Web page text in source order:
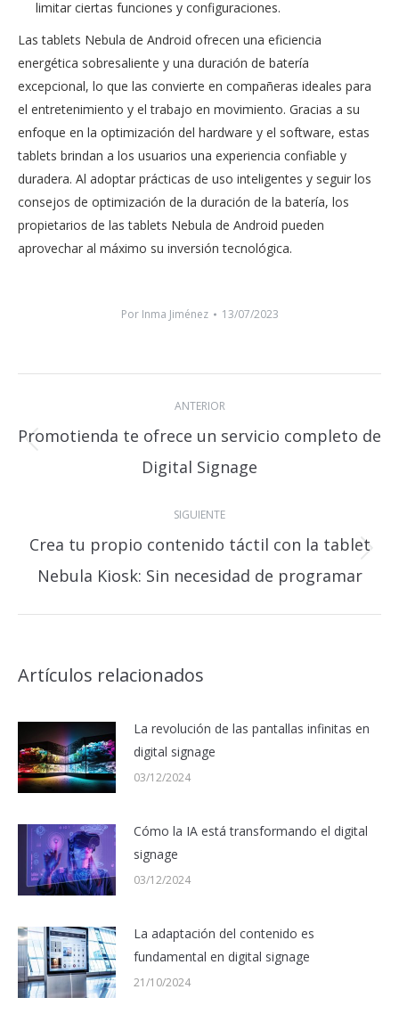
limitar ciertas funciones y configuraciones.
Las tablets Nebula de Android ofrecen una eficiencia
energética sobresaliente y una duración de batería
excepcional, lo que las convierte en compañeras ideales para
el entretenimiento y el trabajo en movimiento. Gracias a su
enfoque en la optimización del hardware y el software, estas
tablets brindan a los usuarios una experiencia confiable y
duradera. Al adoptar prácticas de uso inteligentes y seguir los
consejos de optimización de la duración de la batería, los
propietarios de las tablets Nebula de Android pueden
aprovechar al máximo su inversión tecnológica.
Por Inma Jiménez 13/07/2023
publicaciones
ANTERIOR
anterior:
Promotienda te ofrece un servicio completo de
Digital Signage
SIGUIENTE
siguiente:
Crea tu propio contenido táctil con la tablet
Nebula Kiosk: Sin necesidad de programar
Artículos relacionados
La revolución de las pantallas infinitas en
digital signage
03/12/2024
Cómo la IA está transformando el digital
signage
03/12/2024
La adaptación del contenido es
fundamental en digital signage
21/10/2024